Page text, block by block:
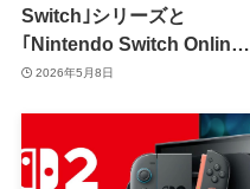
Switch｣シリーズと
｢Nintendo Switch Online｣
を値上げ ｰ ｢Switch 2｣は
2026年5月8日